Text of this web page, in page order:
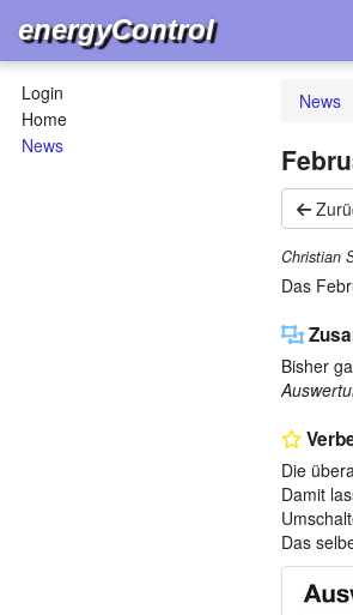
energyControl
Login
Home
News
News
Christian
Das
Bisher
Die
Damit
Das